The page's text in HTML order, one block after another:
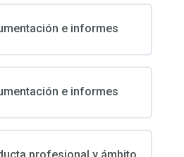
e informes
e informes